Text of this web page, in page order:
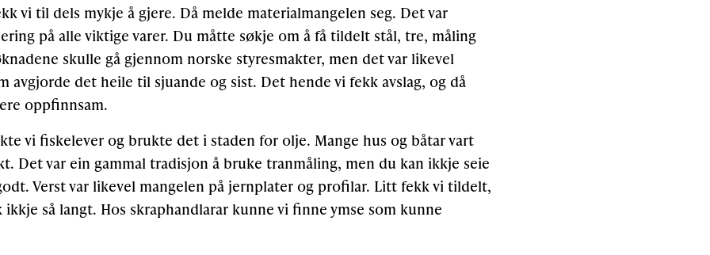
vi til dels mykje å gjere. Då melde materialmangelen seg. Det var
på alle viktige varer. Du måtte søkje om å få tildelt stål, tre, måling
skulle gå gjennom norske styresmakter, men det var likevel
avgjorde det heile til sjuande og sist. Det hende vi fekk avslag, og då
oppfinnsam.
vi fiskelever og brukte det i staden for olje. Mange hus og båtar vart
Det var ein gammal tradisjon å bruke tranmåling, men du kan ikkje seie
Verst var likevel mangelen på jernplater og profilar. Litt fekk vi tildelt,
så langt. Hos skraphandlarar kunne vi finne ymse som kunne